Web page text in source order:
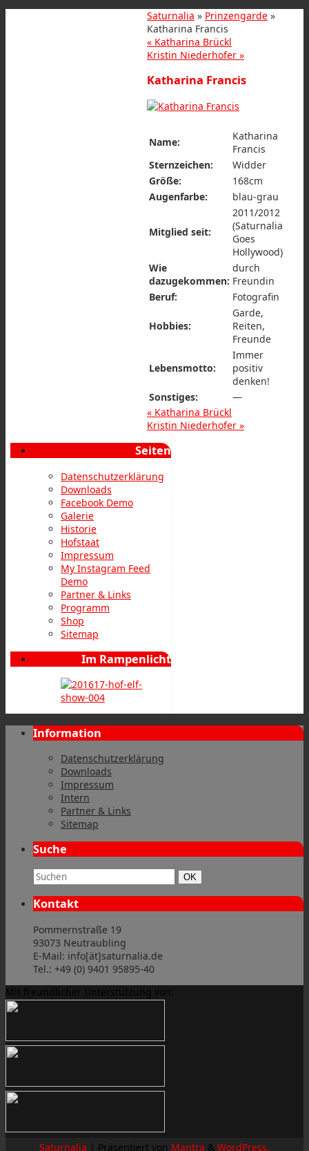
Saturnalia » Prinzengarde »
Katharina Francis
« Katharina Brückl
Kristin Niederhofer »
Katharina Francis
Name:
Katharina
Francis
Sternzeichen:
Widder
Größe:
168cm
Augenfarbe:
blau-grau
Mitglied seit:
2011/2012
(Saturnalia
Goes
Hollywood)
Wie
dazugekommen:
durch
Freundin
Beruf:
Fotografin
Hobbies:
Garde,
Reiten,
Freunde
Lebensmotto:
Immer
positiv
denken!
Sonstiges:
—
« Katharina Brückl
Kristin Niederhofer »
Seiten
Datenschutzerklärung
Downloads
Facebook Demo
Galerie
Historie
Hofstaat
Impressum
My Instagram Feed
Demo
Partner & Links
Programm
Shop
Sitemap
Im Rampenlicht
Information
Datenschutzerklärung
Downloads
Impressum
Intern
Partner & Links
Sitemap
Suche
Suchbegriff: Suchen
OK
Kontakt
Pommernstraße 19
93073 Neutraubling
E-Mail: info[ät]saturnalia.de
Tel.: +49 (0) 9401 95895-40
Saturnalia | Präsentiert von Mantra & WordPress.